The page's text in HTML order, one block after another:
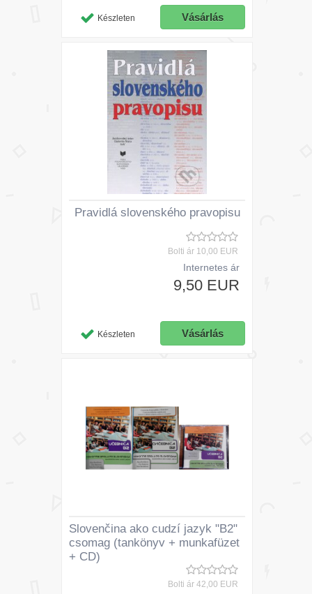
Készleten
Pravidlá slovenského pravopisu
Bolti ár 10,00 EUR
Internetes ár
9,50 EUR
Készleten
Slovenčina ako cudzí jazyk "B2"
csomag (tankönyv + munkafüzet
+ CD)
Bolti ár 42,00 EUR